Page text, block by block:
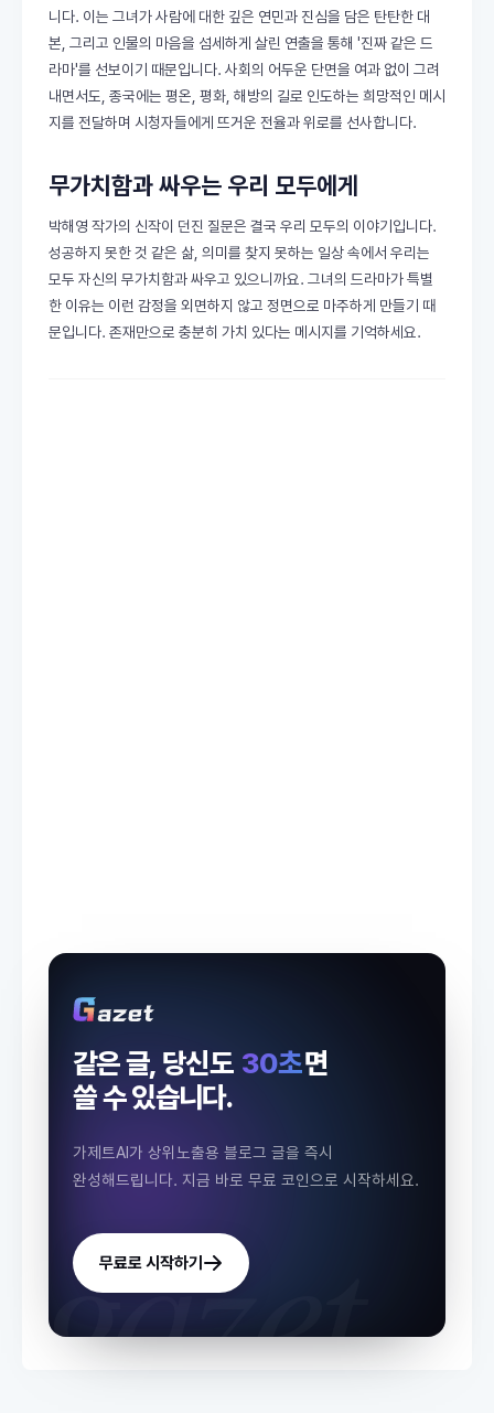
니다. 이는 그녀가 사람에 대한 깊은 연민과 진심을 담은 탄탄한 대
본, 그리고 인물의 마음을 섬세하게 살린 연출을 통해 '진짜 같은 드
라마'를 선보이기 때문입니다. 사회의 어두운 단면을 여과 없이 그려
내면서도, 종국에는 평온, 평화, 해방의 길로 인도하는 희망적인 메시
지를 전달하며 시청자들에게 뜨거운 전율과 위로를 선사합니다.
무가치함과 싸우는 우리 모두에게
박해영 작가의 신작이 던진 질문은 결국 우리 모두의 이야기입니다.
성공하지 못한 것 같은 삶, 의미를 찾지 못하는 일상 속에서 우리는
모두 자신의 무가치함과 싸우고 있으니까요. 그녀의 드라마가 특별
한 이유는 이런 감정을 외면하지 않고 정면으로 마주하게 만들기 때
문입니다. 존재만으로 충분히 가치 있다는 메시지를 기억하세요.
gazet.
같은 글, 당신도 30초면
쓸 수 있습니다.
가제트AI가 상위노출용 블로그 글을 즉시
완성해드립니다. 지금 바로 무료 코인으로 시작하세요.
무료로 시작하기